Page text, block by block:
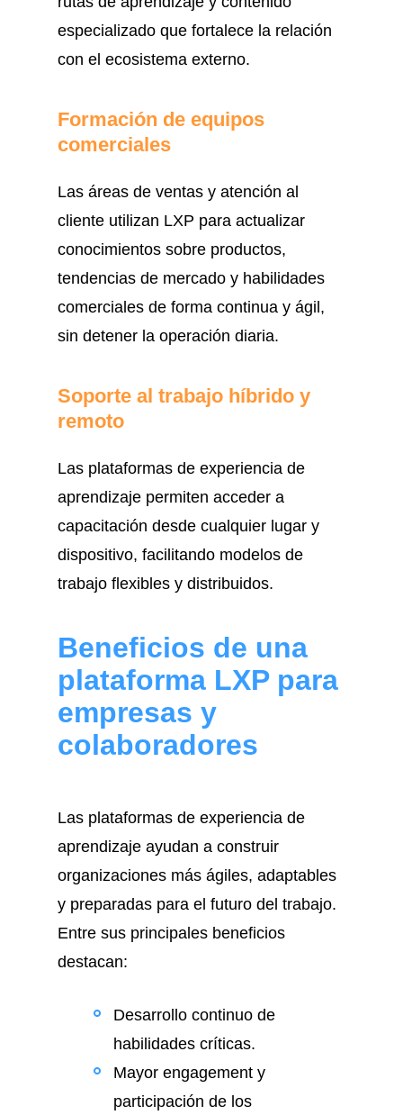
especializado que fortalece la relación
con el ecosistema externo.
Formación de equipos
comerciales
Las áreas de ventas y atención al
cliente utilizan LXP para actualizar
conocimientos sobre productos,
tendencias de mercado y habilidades
comerciales de forma continua y ágil,
sin detener la operación diaria.
Soporte al trabajo híbrido y
remoto
Las plataformas de experiencia de
aprendizaje permiten acceder a
capacitación desde cualquier lugar y
dispositivo, facilitando modelos de
trabajo flexibles y distribuidos.
Beneficios de una
plataforma LXP para
empresas y
colaboradores
Las plataformas de experiencia de
aprendizaje ayudan a construir
organizaciones más ágiles, adaptables
y preparadas para el futuro del trabajo.
Entre sus principales beneficios
destacan:
Desarrollo continuo de
habilidades críticas.
Mayor engagement y
participación de los